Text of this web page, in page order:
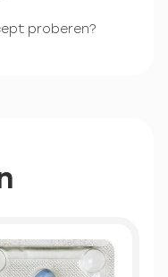
proberen?